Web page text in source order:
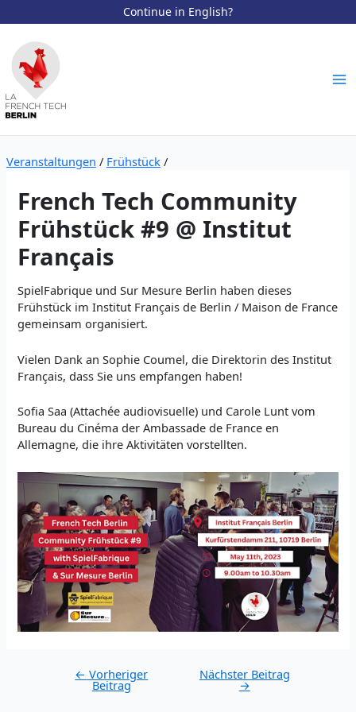
Continue in English?
Inhalt
springen
Veranstaltungen / Frühstück/
French Tech Community
Frühstück #9 @ Institut
Français
SpielFabrique und Sur Mesure Berlin haben dieses
Frühstück im Institut Français de Berlin / Maison de France
gemeinsam organisiert.
Vielen Dank an Sophie Coumel, die Direktorin des Institut
Français, dass Sie uns empfangen haben!
Sofia Saa (Attachée audiovisuelle) und Carole Lunt vom
Bureau du Cinéma der Ambassade de France en
Allemagne, die ihre Aktivitäten vorstellten.
navigation
← Vorheriger
Beitrag
Nächster Beitrag
→